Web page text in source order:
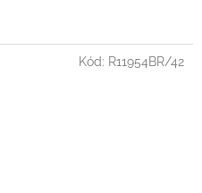
Kód: R11954BR/42